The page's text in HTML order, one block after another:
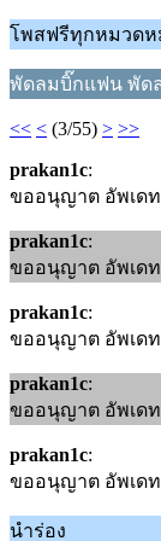
โพสฟรีทุกหมวดห
พัดลมบิ๊กแฟน พัด
<< < (3/55) > >>
prakan1c:
ขออนุญาต อัพเด
prakan1c:
ขออนุญาต อัพเด
prakan1c:
ขออนุญาต อัพเด
prakan1c:
ขออนุญาต อัพเด
prakan1c:
ขออนุญาต อัพเด
นำร่อง